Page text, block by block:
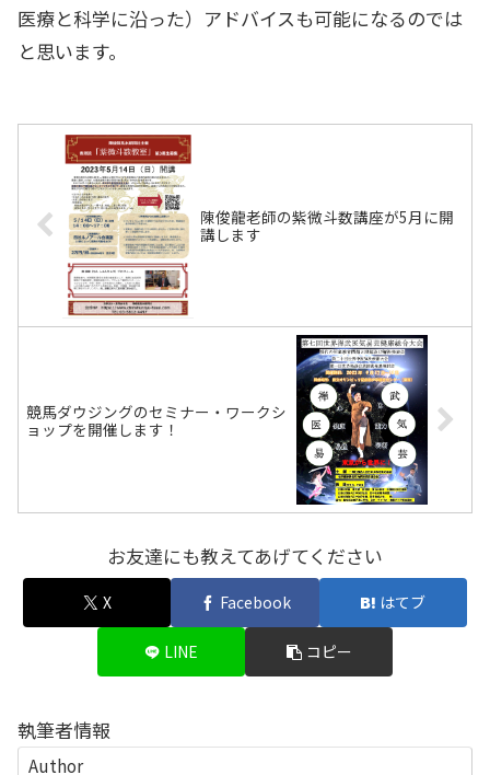
医療と科学に沿った）アドバイスも可能になるのでは
と思います。
陳俊龍老師の紫微斗数講座が5月に開
講します
競馬ダウジングのセミナー・ワークシ
ョップを開催します！
お友達にも教えてあげてください
X Facebook はてブ
LINE コピー
執筆者情報
Author